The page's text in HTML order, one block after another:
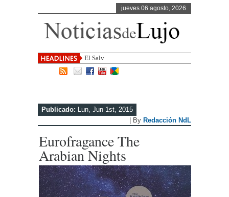
jueves 06 agosto, 2026
El Salvador, uno de los destin
Publicado: Lun, Jun 1st, 2015
| By Redacción NdL
Eurofragance The
Arabian Nights